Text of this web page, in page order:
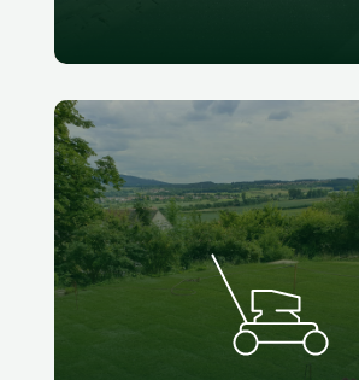
Mäharbeiten &
Unser Team von
sich um alle Aspekte der
einschließlich
Vertikutieren
Unkrautbekämpfung
Bewässerung